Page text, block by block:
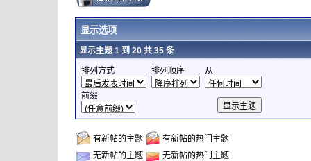
显示选项
显示主题 1 到 20 共 35 条
排列方式 排列顺序 从
前缀
有新帖的主题
有新帖的热门主题
无新帖的主题
无新帖的热门主题